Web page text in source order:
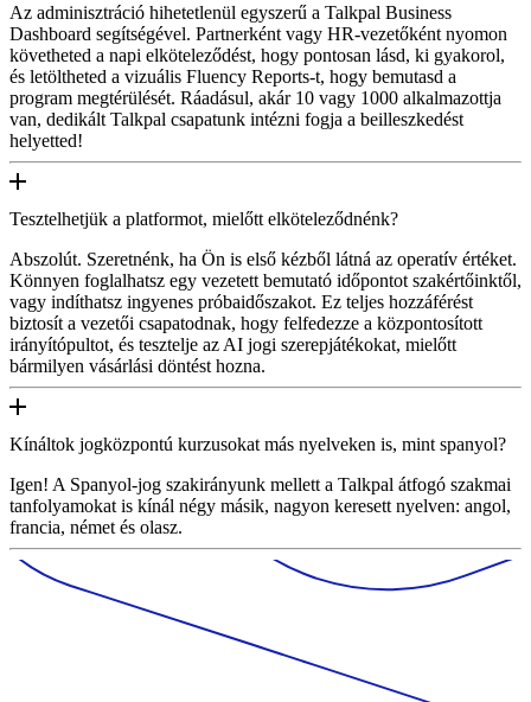
Az adminisztráció hihetetlenül egyszerű a Talkpal Business
Dashboard segítségével. Partnerként vagy HR-vezetőként nyomon
követheted a napi elköteleződést, hogy pontosan lásd, ki gyakorol,
és letöltheted a vizuális Fluency Reports-t, hogy bemutasd a
program megtérülését. Ráadásul, akár 10 vagy 1000 alkalmazottja
van, dedikált Talkpal csapatunk intézni fogja a beilleszkedést
helyetted!
Tesztelhetjük a platformot, mielőtt elköteleződnénk?
Abszolút. Szeretnénk, ha Ön is első kézből látná az operatív értéket.
Könnyen foglalhatsz egy vezetett bemutató időpontot szakértőinktől,
vagy indíthatsz ingyenes próbaidőszakot. Ez teljes hozzáférést
biztosít a vezetői csapatodnak, hogy felfedezze a központosított
irányítópultot, és tesztelje az AI jogi szerepjátékokat, mielőtt
bármilyen vásárlási döntést hozna.
Kínáltok jogközpontú kurzusokat más nyelveken is, mint spanyol?
Igen! A Spanyol-jog szakirányunk mellett a Talkpal átfogó szakmai
tanfolyamokat is kínál négy másik, nagyon keresett nyelven: angol,
francia, német és olasz.